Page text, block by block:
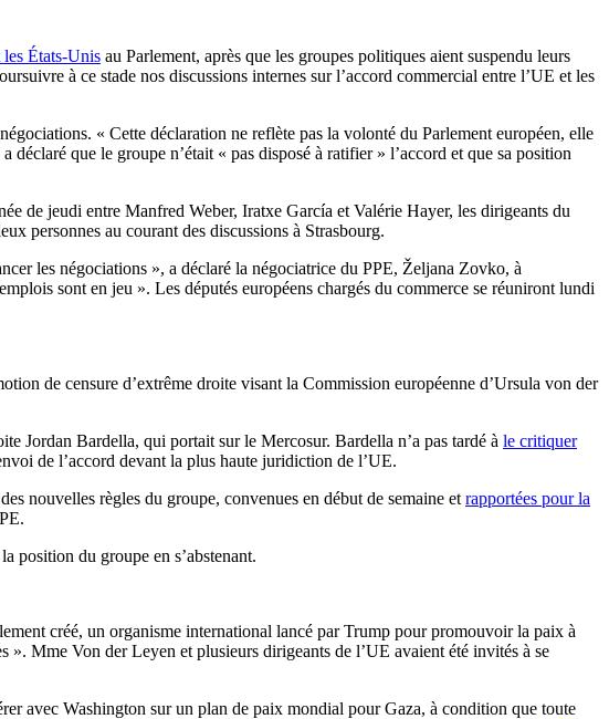
les États-Unis au Parlement, après que les groupes politiques aient suspendu leurs
à ce stade nos discussions internes sur l’accord commercial entre l’UE et les
« Cette déclaration ne reflète pas la volonté du Parlement européen, elle
que le groupe n’était « pas disposé à ratifier » l’accord et que sa position
de jeudi entre Manfred Weber, Iratxe García et Valérie Hayer, les dirigeants du
personnes au courant des discussions à Strasbourg.
les négociations », a déclaré la négociatrice du PPE, Željana Zovko, à
sont en jeu ». Les députés européens chargés du commerce se réuniront lundi
de censure d’extrême droite visant la Commission européenne d’Ursula von der
Jordan Bardella, qui portait sur le Mercosur. Bardella n’a pas tardé à le critiquer
de l’accord devant la plus haute juridiction de l’UE.
nouvelles règles du groupe, convenues en début de semaine et rapportées pour la
position du groupe en s’abstenant.
créé, un organisme international lancé par Trump pour promouvoir la paix à
». Mme Von der Leyen et plusieurs dirigeants de l’UE avaient été invités à se
avec Washington sur un plan de paix mondial pour Gaza, à condition que toute